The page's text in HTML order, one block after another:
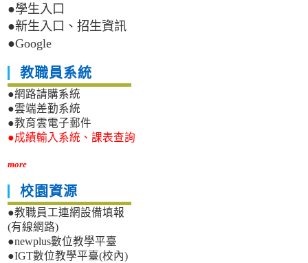
●學生入口
●新生入口、招生資訊
●Google
教職員系統
●網路請購系統
●雲端差勤系統
●教育雲電子郵件
●成績輸入系統、課表查詢
more
校園資源
●教職員工連網設備填報
(有線網路)
●newplus數位教學平臺
●IGT數位教學平臺(校內)